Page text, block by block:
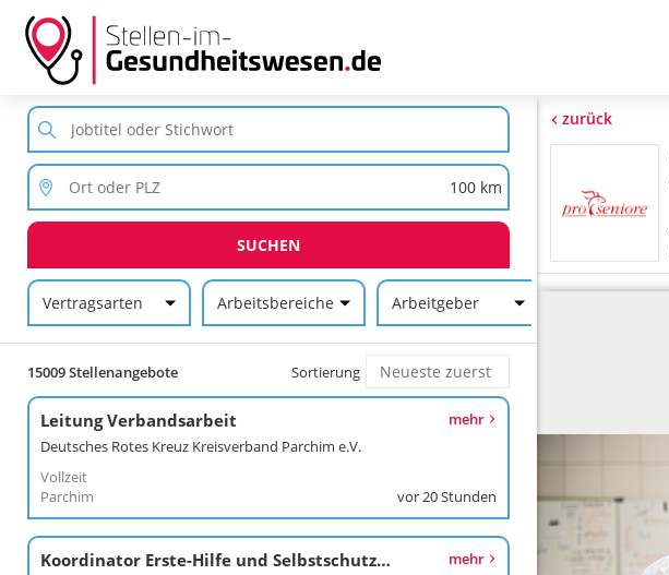
SUCHEN
Vertragsarten Arbeitsbereiche Arbeitgeber
15009 Stellenangebote Sortierung
Leitung Verbandsarbeit
Deutsches Rotes Kreuz Kreisverband Parchim e.V.
Vollzeit
Parchim
mehr
vor 20 Stunden
Koordinator Erste-Hilfe und Selbstschutzkompetenz mehr
zurück